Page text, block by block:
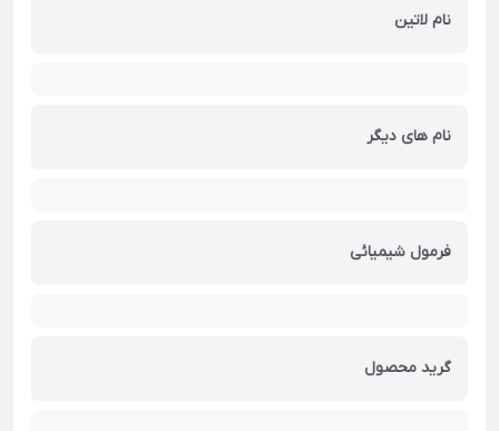
نام لاتین
نام های دیگر
فرمول شیمیائی
گرید محصول